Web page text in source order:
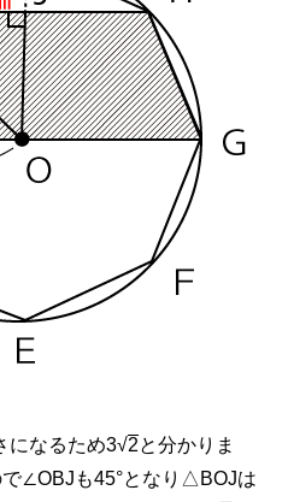
になるため3√2と分かりま
∠OBJも45°となり△BOJは